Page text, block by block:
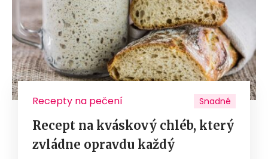
Recepty na pečení Snadné
Recept na kváskový chléb, který
zvládne opravdu každý